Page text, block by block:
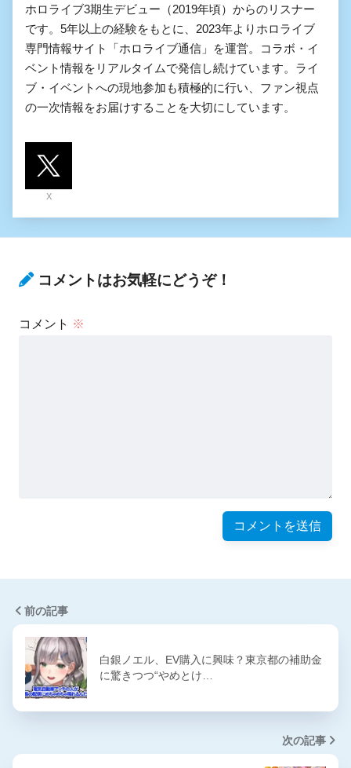
ホロライブ3期生デビュー（2019年頃）からのリスナー
です。5年以上の経験をもとに、2023年よりホロライブ
専門情報サイト「ホロライブ通信」を運営。コラボ・イ
ベント情報をリアルタイムで発信し続けています。ライ
ブ・イベントへの現地参加も積極的に行い、ファン視点
の一次情報をお届けすることを大切にしています。
X
コメントはお気軽にどうぞ！
コメント ※
前の記事
白銀ノエル、EV購入に興味？東京都の補助金
に驚きつつ“やめとけ…
次の記事